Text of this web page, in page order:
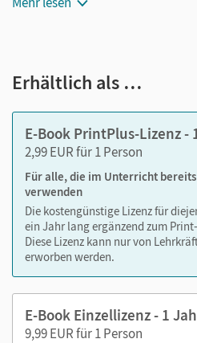
Notizen erstellen
Markierungen setzen
Text ergänzen
Lesezeichen hinzufügen
im Text suchen
zoomen
Die Medien sind wichtige
sind seitengenau platziert,
jederzeit unkompliziert darauf
gestalten Sie das Lehren und
abwechslungsreich. Kein
zeitaufwendiges Suchen!
Erhältlich als …
E-Book PrintPlus-Lizenz -
2,99 EUR für 1 Person
Für alle, die im Unterricht
verwenden
Die kostengünstige Lizenz für
ein Jahr lang ergänzend zum
Diese Lizenz kann nur von
erworben werden.
E-Book Einzellizenz - 1
9,99 EUR für 1 Person